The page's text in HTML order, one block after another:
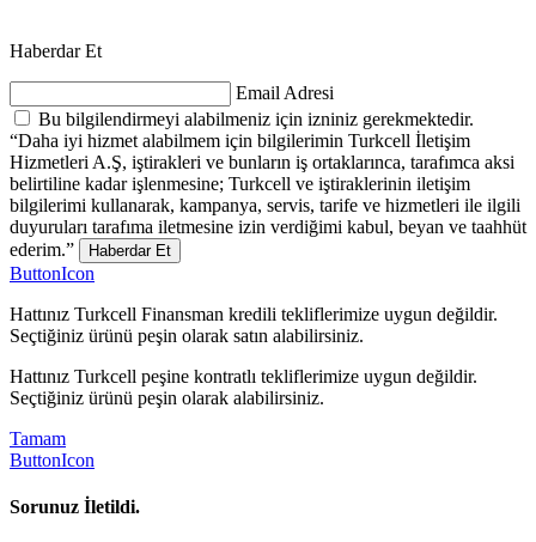
Haberdar Et
Email Adresi
Bu bilgilendirmeyi alabilmeniz için izniniz gerekmektedir.
“Daha iyi hizmet alabilmem için bilgilerimin Turkcell İletişim
Hizmetleri A.Ş, iştirakleri ve bunların iş ortaklarınca, tarafımca aksi
belirtiline kadar işlenmesine; Turkcell ve iştiraklerinin iletişim
bilgilerimi kullanarak, kampanya, servis, tarife ve hizmetleri ile ilgili
duyuruları tarafıma iletmesine izin verdiğimi kabul, beyan ve taahhüt
ederim.”
Haberdar Et
ButtonIcon
Hattınız Turkcell Finansman kredili tekliflerimize uygun değildir.
Seçtiğiniz ürünü peşin olarak satın alabilirsiniz.
Hattınız Turkcell peşine kontratlı tekliflerimize uygun değildir.
Seçtiğiniz ürünü peşin olarak alabilirsiniz.
Tamam
ButtonIcon
Sorunuz İletildi.